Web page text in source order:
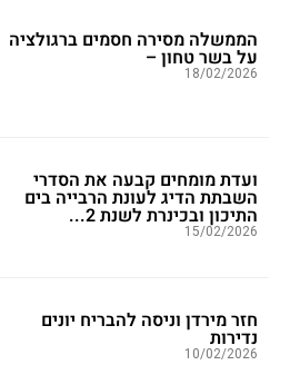
הממשלה מסירה חסמים ברגולציה
על בשר טחון –
18/02/2026
ועדת מומחים קבעה את הסדרי
השבתת הדיג לעונת הרבייה בים
התיכון ובכינרת לשנת 2...
15/02/2026
חזר מירדן וניסה להבריח יונים
נדירות
10/02/2026